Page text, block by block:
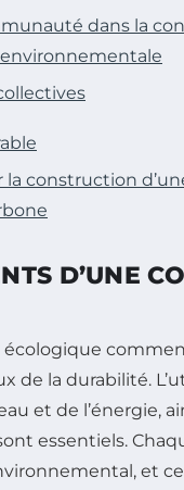
dans la
la construction
D’UNE
de la durabilité.
et de l’énergie,
essentiels.
et